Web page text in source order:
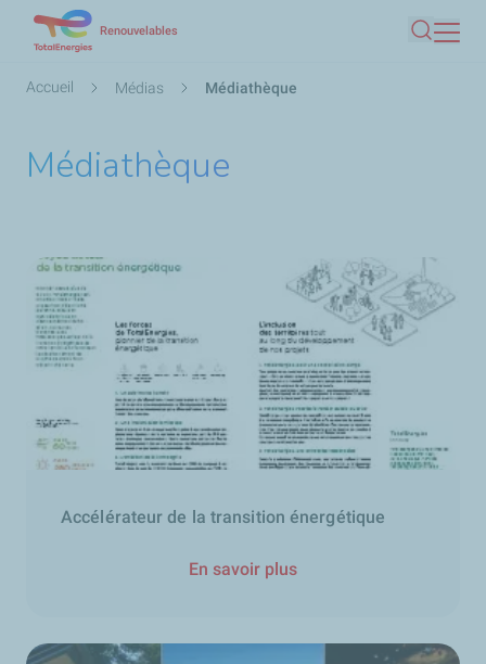
contenu
Renouvelables
Fil
Accueil Médias Médiathèque
Médiathèque
Accélérateur de la transition énergétique
En savoir plus